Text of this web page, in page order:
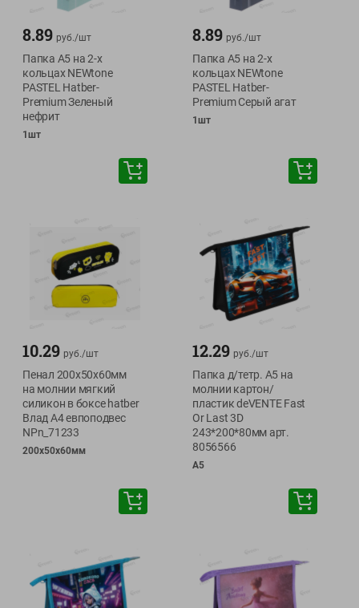
8.89 руб./шт
Папка А5 на 2-х
кольцах NEWtone
PASTEL Hatber-
Premium Зеленый
нефрит
1шт
8.89 руб./шт
Папка А5 на 2-х
кольцах NEWtone
PASTEL Hatber-
Premium Серый агат
1шт
10.29 руб./шт
Пенал 200х50х60мм
на молнии мягкий
силикон в боксе hatber
Влад А4 евпоподвес
NPn_71233
200х50х60мм
12.29 руб./шт
Папка д/тетр. А5 на
молнии картон/
пластик deVENTE Fast
Or Last 3D
243*200*80мм арт.
8056566
А5